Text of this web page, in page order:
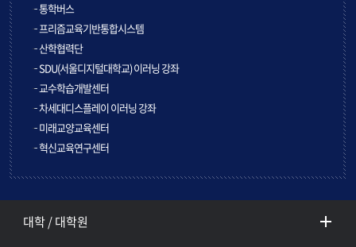
통학버스
프리즘교육기반통합시스템
산학협력단
SDU(서울디지털대학교) 이러닝 강좌
교수학습개발센터
차세대디스플레이 이러닝 강좌
미래교양교육센터
혁신교육연구센터
대학 / 대학원